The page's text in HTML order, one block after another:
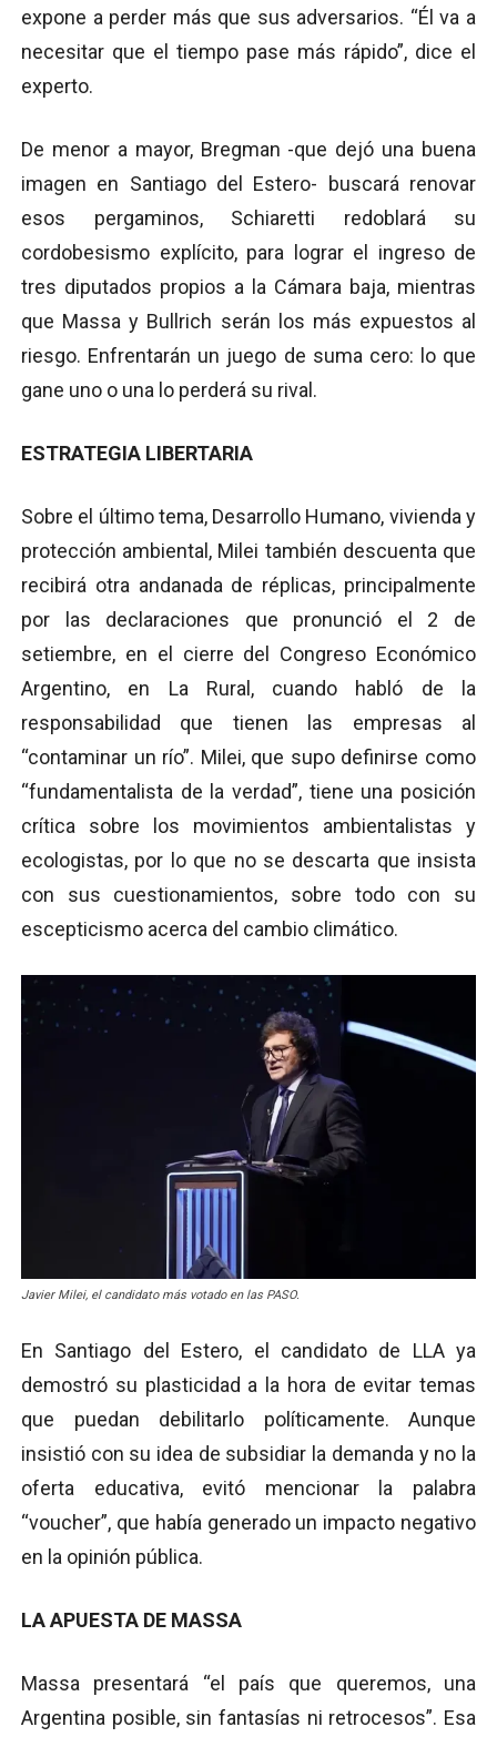
expone a perder más que sus adversarios. “Él va a
necesitar que el tiempo pase más rápido”, dice el
experto.
De menor a mayor, Bregman -que dejó una buena
imagen en Santiago del Estero- buscará renovar
esos pergaminos, Schiaretti redoblará su
cordobesismo explícito, para lograr el ingreso de
tres diputados propios a la Cámara baja, mientras
que Massa y Bullrich serán los más expuestos al
riesgo. Enfrentarán un juego de suma cero: lo que
gane uno o una lo perderá su rival.
ESTRATEGIA LIBERTARIA
Sobre el último tema, Desarrollo Humano, vivienda y
protección ambiental, Milei también descuenta que
recibirá otra andanada de réplicas, principalmente
por las declaraciones que pronunció el 2 de
setiembre, en el cierre del Congreso Económico
Argentino, en La Rural, cuando habló de la
responsabilidad que tienen las empresas al
“contaminar un río”. Milei, que supo definirse como
“fundamentalista de la verdad”, tiene una posición
crítica sobre los movimientos ambientalistas y
ecologistas, por lo que no se descarta que insista
con sus cuestionamientos, sobre todo con su
escepticismo acerca del cambio climático.
Javier Milei, el candidato más votado en las PASO.
En Santiago del Estero, el candidato de LLA ya
demostró su plasticidad a la hora de evitar temas
que puedan debilitarlo políticamente. Aunque
insistió con su idea de subsidiar la demanda y no la
oferta educativa, evitó mencionar la palabra
“voucher”, que había generado un impacto negativo
en la opinión pública.
LA APUESTA DE MASSA
Massa presentará “el país que queremos, una
Argentina posible, sin fantasías ni retrocesos”. Esa